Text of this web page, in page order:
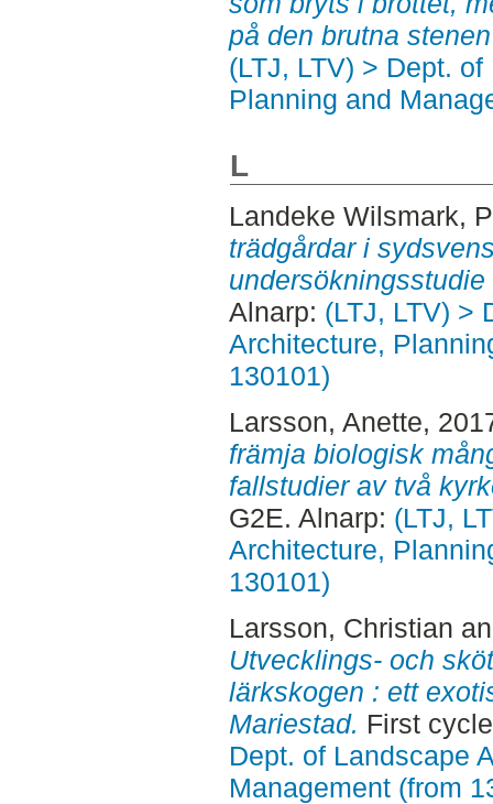
på den brutna
(LTJ, LTV) > Dept.
Planning and
L
Landeke Wilsmark,
trädgårdar i
Alnarp: (LTJ, LTV) >
Architecture,
130101)
Larsson, Anette,
främja biologisk
fallstudier av två
G2E. Alnarp: (LTJ,
Architecture,
130101)
Larsson, Christian
Utvecklings- och
lärkskogen : ett
Mariestad. First
Dept. of Landscape
Management (from